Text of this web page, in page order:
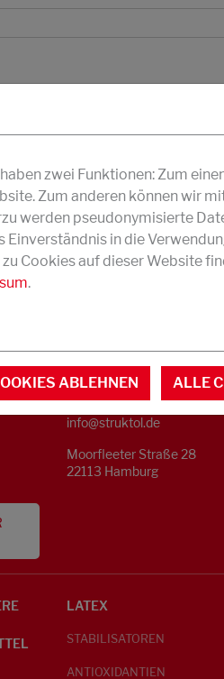
KONTAKT
Telefon +49 40 733 62 - 0
info@struktol.de
Moorfleeter Straße 28
22113 Hamburg
LATEX
STABILISATOREN
ANTIOXIDANTIEN
zwei Funktionen: Zum
Zum anderen können wir
werden pseudonymisierte
in die
Cookies auf dieser Website
.
ABLEHNEN ALLE